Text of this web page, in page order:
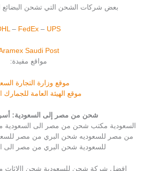
بعض شركات الشحن التي تشحن البضائع
– FedEx – UPS
Saudi Post
مواقع مفيدة:
موقع وزارة التجارة
موقع الهيئة العامة للجمارك
شحن من مصر إلى السعودية:
السعودية مكتب شحن من مصر الى السعودية
من مصر للسعوديه شحن البري من مصر
للسعودية شحن البري من مصر الى
افضل شركة شحن للسعودية شحن